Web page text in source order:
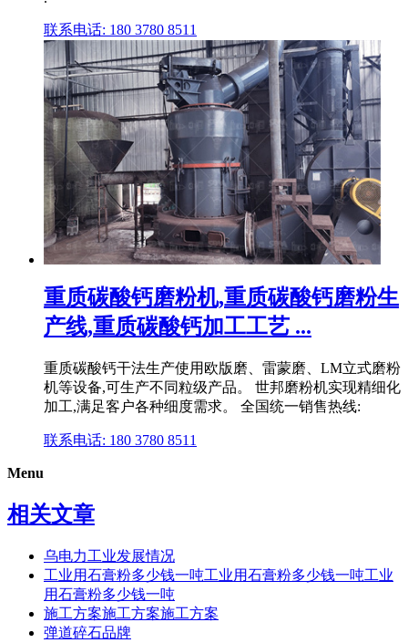
联系电话: 180 3780 8511
重质碳酸钙磨粉机,重质碳酸钙磨粉生
产线,重质碳酸钙加工工艺 ...
重质碳酸钙干法生产使用欧版磨、雷蒙磨、LM立式磨粉
机等设备,可生产不同粒级产品。 世邦磨粉机实现精细化
加工,满足客户各种细度需求。 全国统一销售热线:
联系电话: 180 3780 8511
Menu
相关文章
乌电力工业发展情况
工业用石膏粉多少钱一吨工业用石膏粉多少钱一吨工业
用石膏粉多少钱一吨
施工方案施工方案施工方案
弹道碎石品牌